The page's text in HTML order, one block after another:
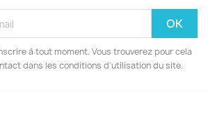
à tout moment. Vous trouverez pour cela
dans les conditions d'utilisation du site.